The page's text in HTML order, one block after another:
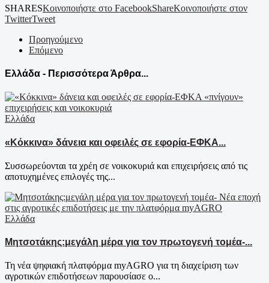
SHARESΚοινοποιήστε στο FacebookShareΚοινοποιήστε στον
TwitterTweet
Προηγούμενο
Επόμενο
Ελλάδα - Περισσότερα Άρθρα...
Ελλάδα
«Κόκκινα» δάνεια και οφειλές σε εφορία-ΕΦΚΑ...
Συσσωρεύονται τα χρέη σε νοικοκυριά και επιχειρήσεις από τις
αποτυχημένες επιλογές της...
Ελλάδα
Μητσοτάκης:μεγάλη μέρα για τον πρωτογενή τομέα-...
Τη νέα ψηφιακή πλατφόρμα myAGRO για τη διαχείριση των
αγροτικών επιδοτήσεων παρουσίασε ο...